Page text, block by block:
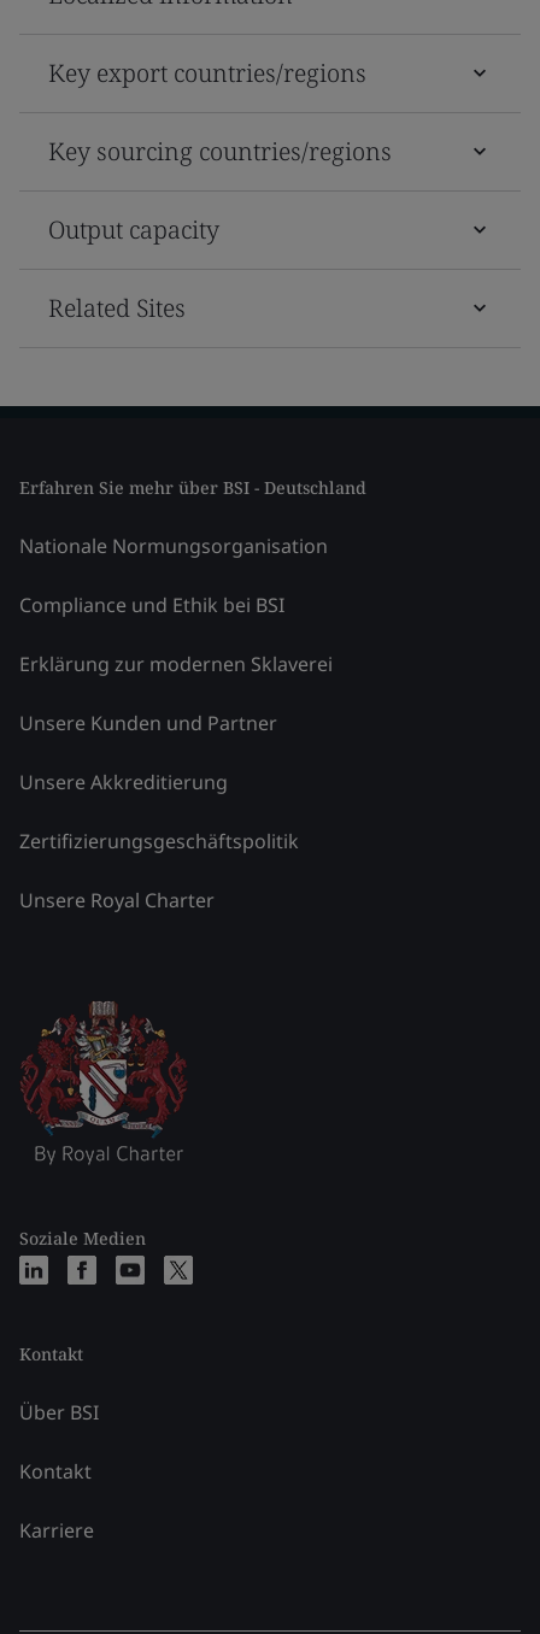
Key export countries/regions
Key sourcing countries/regions
Output capacity
Related Sites
Erfahren Sie mehr über BSI - Deutschland
Nationale Normungsorganisation
Compliance und Ethik bei BSI
Erklärung zur modernen Sklaverei
Unsere Kunden und Partner
Unsere Akkreditierung
Zertifizierungsgeschäftspolitik
Unsere Royal Charter
Soziale Medien
Kontakt
Über BSI
Kontakt
Karriere